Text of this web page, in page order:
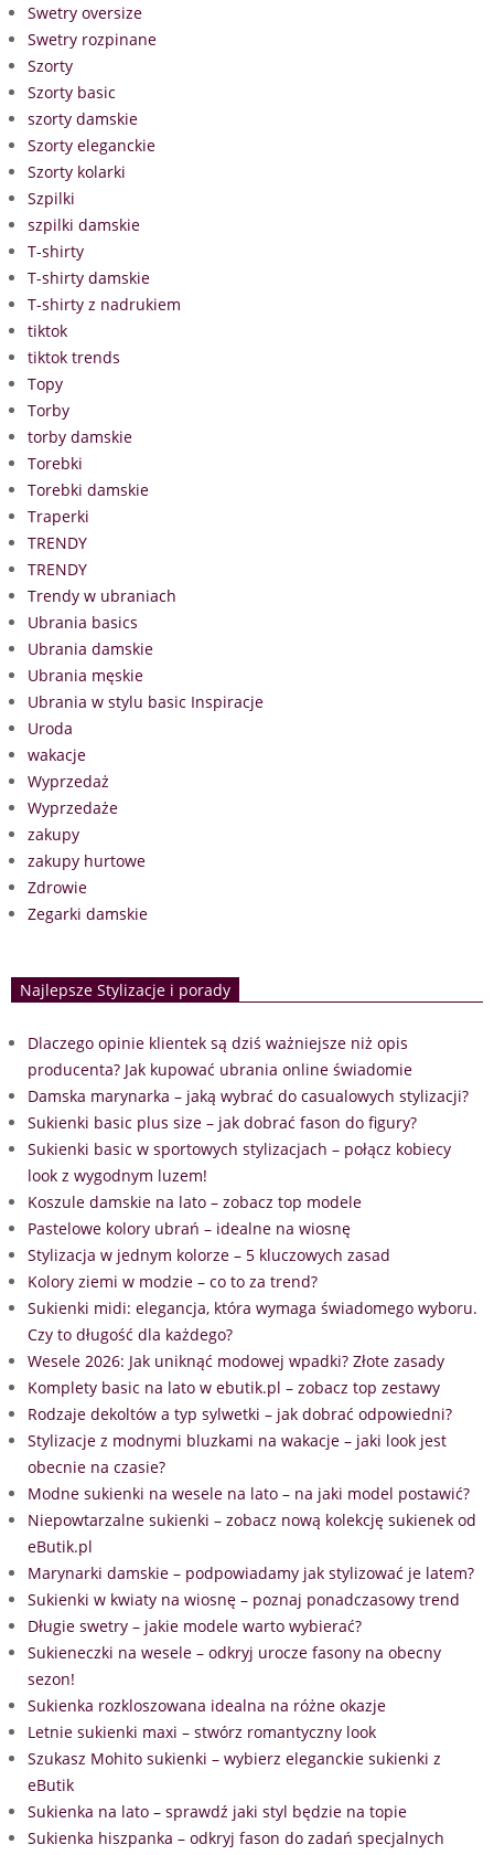
Swetry oversize
Swetry rozpinane
Szorty
Szorty basic
szorty damskie
Szorty eleganckie
Szorty kolarki
Szpilki
szpilki damskie
T-shirty
T-shirty damskie
T-shirty z nadrukiem
tiktok
tiktok trends
Topy
Torby
torby damskie
Torebki
Torebki damskie
Traperki
TRENDY
TRENDY
Trendy w ubraniach
Ubrania basics
Ubrania damskie
Ubrania męskie
Ubrania w stylu basic Inspiracje
Uroda
wakacje
Wyprzedaż
Wyprzedaże
zakupy
zakupy hurtowe
Zdrowie
Zegarki damskie
Najlepsze Stylizacje i porady
Dlaczego opinie klientek są dziś ważniejsze niż opis
producenta? Jak kupować ubrania online świadomie
Damska marynarka – jaką wybrać do casualowych stylizacji?
Sukienki basic plus size – jak dobrać fason do figury?
Sukienki basic w sportowych stylizacjach – połącz kobiecy
look z wygodnym luzem!
Koszule damskie na lato – zobacz top modele
Pastelowe kolory ubrań – idealne na wiosnę
Stylizacja w jednym kolorze – 5 kluczowych zasad
Kolory ziemi w modzie – co to za trend?
Sukienki midi: elegancja, która wymaga świadomego wyboru.
Czy to długość dla każdego?
Wesele 2026: Jak uniknąć modowej wpadki? Złote zasady
Komplety basic na lato w ebutik.pl – zobacz top zestawy
Rodzaje dekoltów a typ sylwetki – jak dobrać odpowiedni?
Stylizacje z modnymi bluzkami na wakacje – jaki look jest
obecnie na czasie?
Modne sukienki na wesele na lato – na jaki model postawić?
Niepowtarzalne sukienki – zobacz nową kolekcję sukienek od
eButik.pl
Marynarki damskie – podpowiadamy jak stylizować je latem?
Sukienki w kwiaty na wiosnę – poznaj ponadczasowy trend
Długie swetry – jakie modele warto wybierać?
Sukieneczki na wesele – odkryj urocze fasony na obecny
sezon!
Sukienka rozkloszowana idealna na różne okazje
Letnie sukienki maxi – stwórz romantyczny look
Szukasz Mohito sukienki – wybierz eleganckie sukienki z
eButik
Sukienka na lato – sprawdź jaki styl będzie na topie
Sukienka hiszpanka – odkryj fason do zadań specjalnych